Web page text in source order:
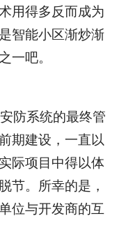
用得多反而成为
智能小区渐炒渐
一吧。
防系统的最终管
期建设，一直以
际项目中得以体
节。所幸的是，
位与开发商的互